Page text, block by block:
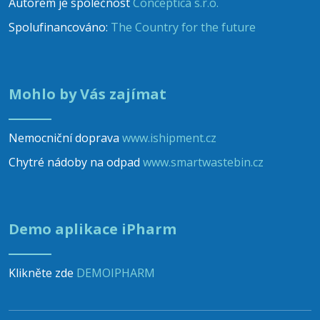
Spolufinancováno: The Country for the future
Mohlo by Vás zajímat
Nemocniční doprava www.ishipment.cz
Chytré nádoby na odpad www.smartwastebin.cz
Demo aplikace iPharm
Klikněte zde DEMOIPHARM